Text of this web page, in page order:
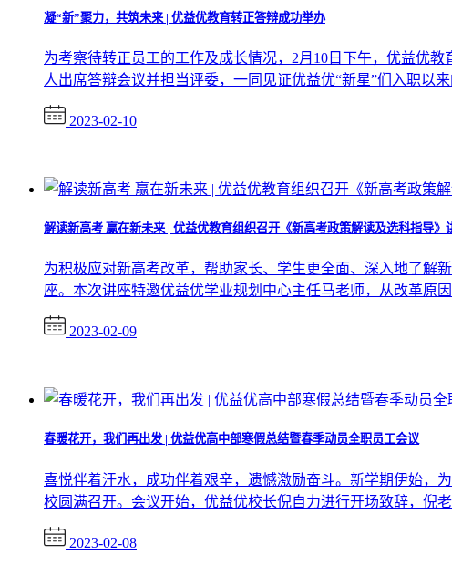
凝“新”聚力，共筑未来 | 优益优教育转正答辩成功举办
为考察待转正员工的工作及成长情况，2月10日下午，优益优
人出席答辩会议并担当评委，一同见证优益优“新星”们入职以
2023-02-10
解读新高考 赢在新未来 | 优益优教育组织召开《新高考政策解读及选科指导》
为积极应对新高考改革，帮助家长、学生更全面、深入地了解
座。本次讲座特邀优益优学业规划中心主任马老师，从改革原
2023-02-09
春暖花开，我们再出发 | 优益优高中部寒假总结暨春季动员全职员工会议
喜悦伴着汗水，成功伴着艰辛，遗憾激励奋斗。新学期伊始，
校圆满召开。会议开始，优益优校长倪自力进行开场致辞，倪
2023-02-08